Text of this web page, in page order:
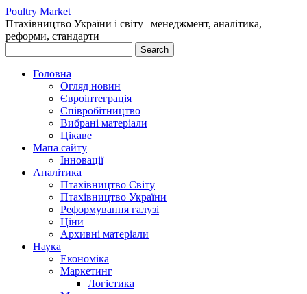
Poultry Market
Птахівництво України і cвіту | менеджмент, аналітика,
реформи, стандарти
Головна
Огляд новин
Євроінтеграція
Співробітництво
Вибрані матеріали
Цікаве
Мапа сайту
Інновації
Аналітика
Птахівництво Світу
Птахівництво України
Реформування галузі
Ціни
Архивні матеріали
Наука
Економіка
Маркетинг
Логістика